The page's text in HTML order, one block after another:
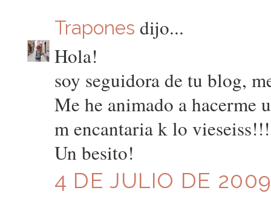
Trapones dijo...
Hola!
soy seguidora de tu blog,
Me he animado a hacerme
m encantaria k lo vieseiss!!!
Un besito!
4 DE JULIO DE